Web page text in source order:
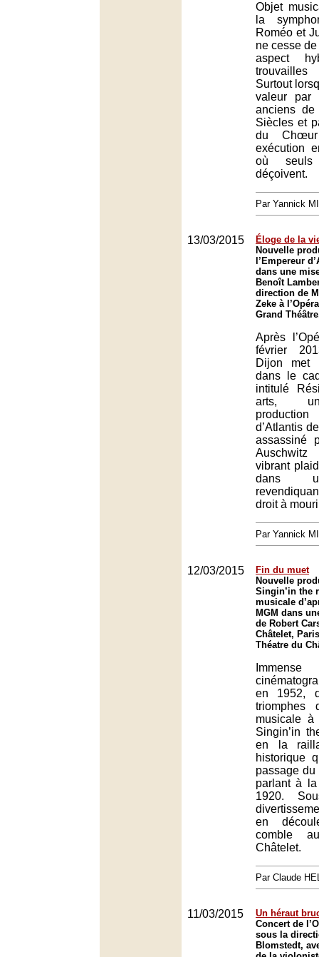
Objet
la
Roméo et
ne cesse
aspect
Surtout
valeur par
anciens de
Siècles et
du
exécution
où
déçoivent.
Par Yannick
13/03/2015
Éloge de la
Nouvelle
l’Empereur
dans une
Benoît
direction de
Zeke à
Grand
Après
février
Dijon met
dans le
intitulé
arts,
production
d’Atlantis
assassiné
vibrant
dans
droit à
Par Yannick
12/03/2015
Fin du muet
Nouvelle
Singin’in the
musicale
MGM dans
de Robert
Châtelet,
Théatre du
en 1952,
triomphes
musicale
Singin’in
en la
historique
passage
parlant à
1920.
en
comble
Châtelet.
Par Claude
11/03/2015
Un héraut
Concert de
sous la
Blomstedt,